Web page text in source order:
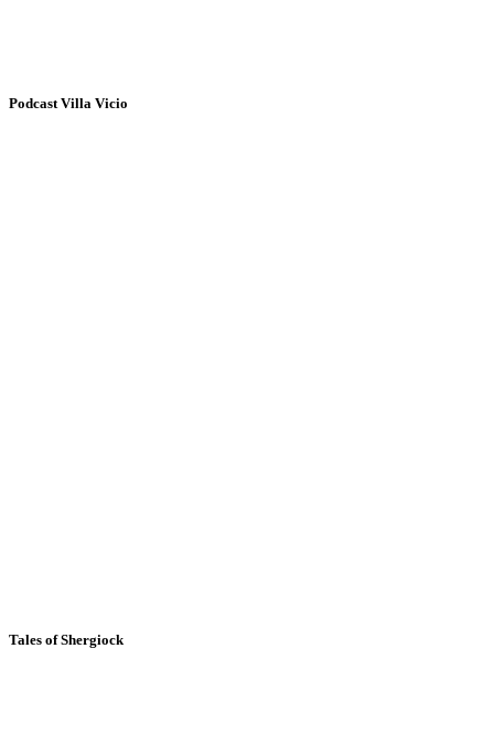
Podcast Villa Vicio
Tales of Shergiock